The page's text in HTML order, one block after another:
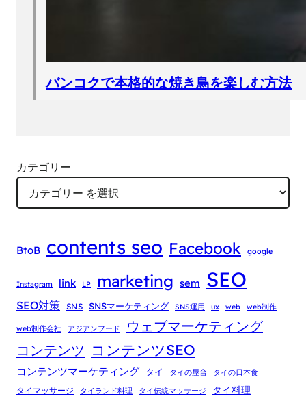
バンコクで本格的な焼き鳥を楽しむ方法
カテゴリー
BtoB contents seo Facebook google
Instagram link LP marketing sem SEO
SEO対策 SNS SNSマーケティング SNS運用 ux web web制作
web制作会社 アジアンフード
ウェブマーケティング
コンテンツ コンテンツSEO
コンテンツマーケティング タイ タイの屋台 タイの日本食
タイマッサージ タイランド料理 タイ伝統マッサージ タイ料理